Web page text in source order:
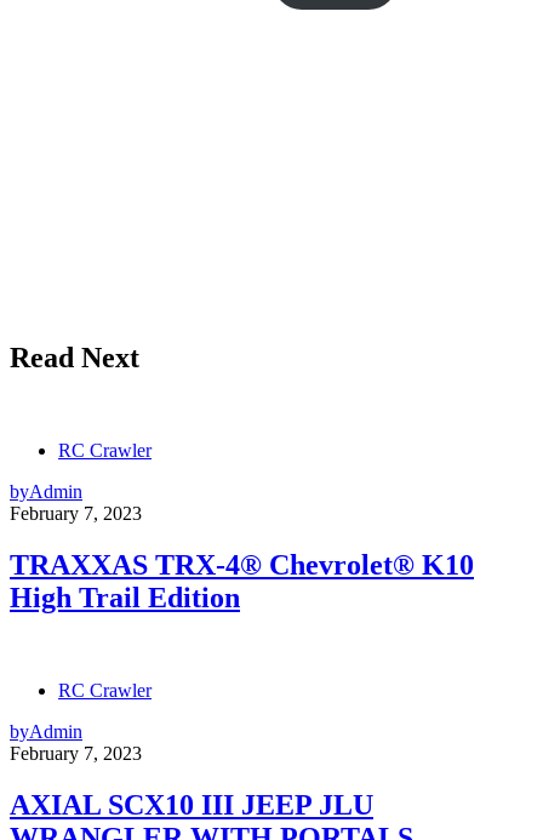
Read Next
RC Crawler
byAdmin
February 7, 2023
TRAXXAS TRX-4® Chevrolet® K10
High Trail Edition
RC Crawler
byAdmin
February 7, 2023
AXIAL SCX10 III JEEP JLU